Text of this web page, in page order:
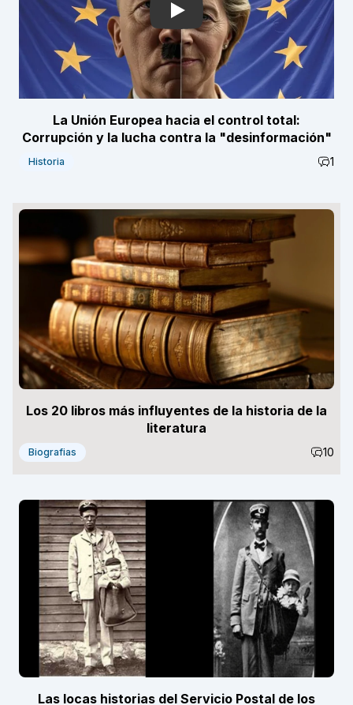
La Unión Europea hacia el control total:
Corrupción y la lucha contra la "desinformación"
Play
Historia 1
Los 20 libros más influyentes de la historia de la
literatura
Biografias 10
Las locas historias del Servicio Postal de los